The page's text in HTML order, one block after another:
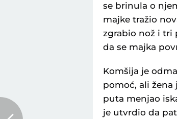
se brinula o
majke tražio
zgrabio nož i tri
da se majka
Komšija je
pomoć, ali
puta menjao
je utvrdio da